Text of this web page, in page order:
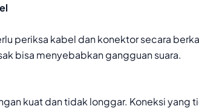
periksa kabel dan konektor secara
bisa menyebabkan gangguan suara.
kuat dan tidak longgar. Koneksi